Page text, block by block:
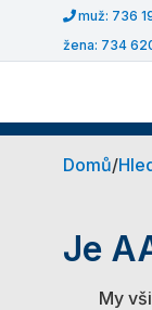
muž: 736
žena: 734
Domů/
Je
My